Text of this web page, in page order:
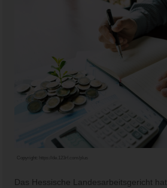
Copyright:
Das Hessische Landesarbeitsgericht